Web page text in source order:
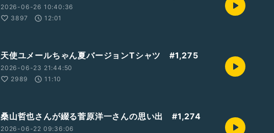
2026-06-26 10:40:36
3897
12:01
天使ユメールちゃん夏バージョンTシャツ #1,275
2026-06-23 21:44:50
2989
11:10
桑山哲也さんが綴る菅原洋一さんの思い出 #1,274
2026-06-22 09:36:06